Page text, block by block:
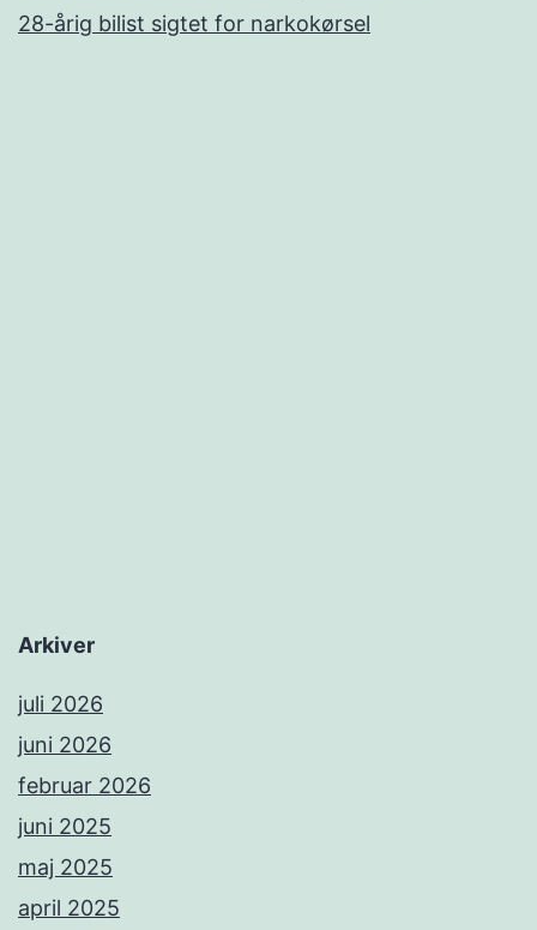
28-årig bilist sigtet for narkokørsel
Arkiver
juli 2026
juni 2026
februar 2026
juni 2025
maj 2025
april 2025